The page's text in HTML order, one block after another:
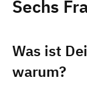
Sechs
Was ist
warum?